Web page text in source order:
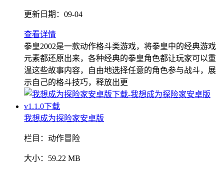
更新日期： 09-04
查看详情
拳皇2002是一款动作格斗类游戏，将拳皇中的经典游戏
元素都还原出来，各种经典的拳皇角色都让玩家可以重
温这些故事内容，自由地选择任意的角色参与战斗，展
示自己的格斗技巧，释放出更
我想成为探险家安卓版
栏目： 动作冒险
大小： 59.22 MB